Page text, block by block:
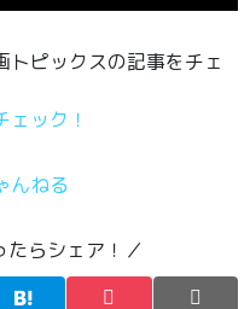
トピックスの記事をチェ
ック！
んねる
たらシェア！／